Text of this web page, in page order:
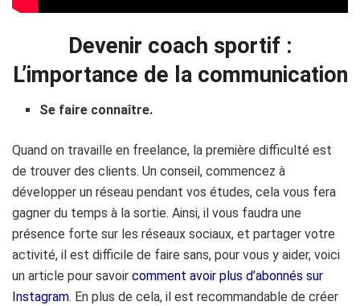
Devenir coach sportif :
L’importance de la communication
Se faire connaître.
Quand on travaille en freelance, la première difficulté est
de trouver des clients. Un conseil, commencez à
développer un réseau pendant vos études, cela vous fera
gagner du temps à la sortie. Ainsi, il vous faudra une
présence forte sur les réseaux sociaux, et partager votre
activité, il est difficile de faire sans, pour vous y aider, voici
un article pour savoir comment avoir plus d’abonnés sur
Instagram. En plus de cela, il est recommandable de créer